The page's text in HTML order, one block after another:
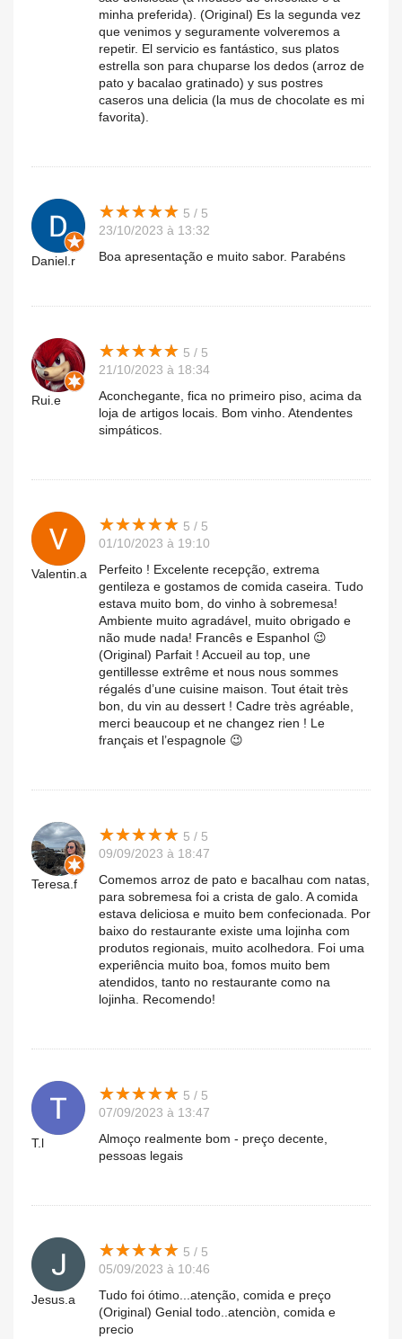
minha preferida). (Original) Es la segunda vez
que venimos y seguramente volveremos a
repetir. El servicio es fantástico, sus platos
estrella son para chuparse los dedos (arroz de
pato y bacalao gratinado) y sus postres
caseros una delicia (la mus de chocolate es mi
favorita).
Daniel.r
★★★★★
★★★★★ 5 / 5
23/10/2023 à 13:32
Boa apresentação e muito sabor. Parabéns
Rui.e
★★★★★
★★★★★ 5 / 5
21/10/2023 à 18:34
Aconchegante, fica no primeiro piso, acima da
loja de artigos locais. Bom vinho. Atendentes
simpáticos.
Valentin.a
★★★★★
★★★★★ 5 / 5
01/10/2023 à 19:10
Perfeito ! Excelente recepção, extrema
gentileza e gostamos de comida caseira. Tudo
estava muito bom, do vinho à sobremesa!
Ambiente muito agradável, muito obrigado e
não mude nada! Francês e Espanhol 😉
(Original) Parfait ! Accueil au top, une
gentillesse extrême et nous nous sommes
régalés d’une cuisine maison. Tout était très
bon, du vin au dessert ! Cadre très agréable,
merci beaucoup et ne changez rien ! Le
français et l’espagnole 😉
Teresa.f
★★★★★
★★★★★ 5 / 5
09/09/2023 à 18:47
Comemos arroz de pato e bacalhau com natas,
para sobremesa foi a crista de galo. A comida
estava deliciosa e muito bem confecionada. Por
baixo do restaurante existe uma lojinha com
produtos regionais, muito acolhedora. Foi uma
experiência muito boa, fomos muito bem
atendidos, tanto no restaurante como na
lojinha. Recomendo!
T.l
★★★★★
★★★★★ 5 / 5
07/09/2023 à 13:47
Almoço realmente bom - preço decente,
pessoas legais
Jesus.a
★★★★★
★★★★★ 5 / 5
05/09/2023 à 10:46
Tudo foi ótimo...atenção, comida e preço
(Original) Genial todo..atenciòn, comida e
precio